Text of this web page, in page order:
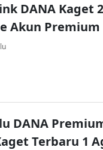
DANA Kaget
Akun Premium
DANA
Terbaru 1